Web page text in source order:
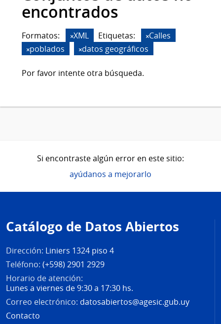
encontrados
Formatos: XML Etiquetas:
Calles
poblados
datos geográficos
Por favor intente otra búsqueda.
Si encontraste algún error en este sitio:
ayúdanos a mejorarlo
de
página
Catálogo de Datos Abiertos
Dirección: Liniers 1324 piso 4
Teléfono: (+598) 2901 2929
Horario de atención:
Lunes a viernes de 9:30 a 17:30 hs.
Correo electrónico: datosabiertos@agesic.gub.uy
Contacto